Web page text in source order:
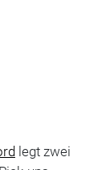
legt zwei